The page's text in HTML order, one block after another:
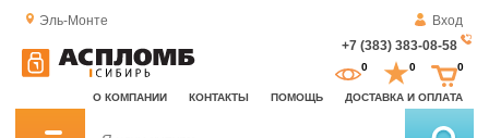
Эль-Монте
Вход
+7 (383) 383-08-58
О КОМПАНИИ КОНТАКТЫ ПОМОЩЬ ДОСТАВКА И ОПЛАТА
0 0 0